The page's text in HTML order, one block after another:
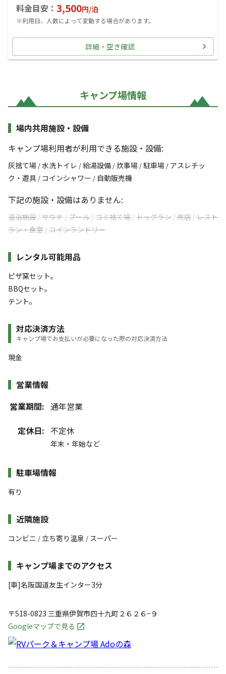
料金目安： 3,500円/泊
※利用日、人数によって変動する場合があります。
詳細・空き確認
キャンプ場情報
場内共用施設・設備
キャンプ場利用者が利用できる施設・設備:
灰捨て場 /水洗トイレ /給湯設備 /炊事場 /駐車場 / アスレチッ
ク・遊具 / コインシャワー / 自動販売機
下記の施設・設備はありません:
温浴施設 /サウナ /プール /ゴミ捨て場 /ドッグラン /売店 /レスト
ラン・食堂 /コインランドリー
レンタル可能用品
ピザ窯セット。
BBQセット。
テント。
対応決済方法
キャンプ場でお支払いが必要になった際の対応決済方法
現金
営業情報
営業期間: 通年営業
定休日: 不定休
年末・年始など
駐車場情報
有り
近隣施設
コンビニ / 立ち寄り温泉 / スーパー
キャンプ場までのアクセス
[車]名阪国道友生インター3分
〒518-0823 三重県伊賀市四十九町２６２６−９
Googleマップで見る